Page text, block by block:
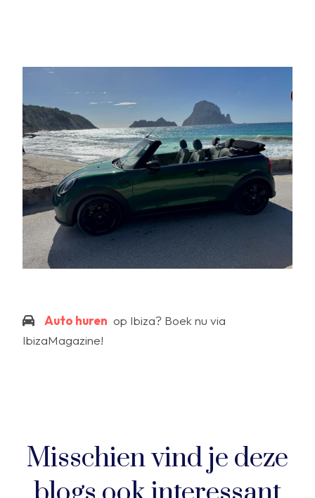
Auto huren op Ibiza? Boek nu via
IbizaMagazine!
Misschien vind je deze